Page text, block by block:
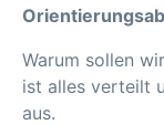
Warum sollen
ist alles verteilt
aus.